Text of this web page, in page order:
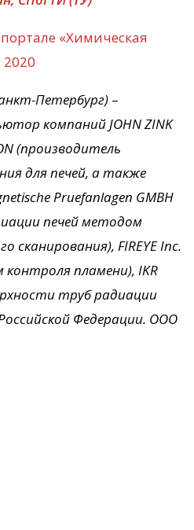
«Химическая
2020
Петербург) –
компанийJOHNZINK
(производитель
для печей, а также
Рruefanlagen GMBH
печей методом
сканирования), FIREYEInc.
контроля пламени), IKR
труб радиации
Федерации. ООО